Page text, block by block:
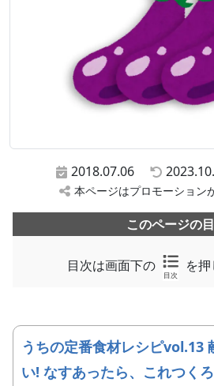
2018.07.06
本ページはプロモーション
このページの
目次は画面下の
目次
を
うちの定番食材レシピvol.13
い! なすあったら、これつく